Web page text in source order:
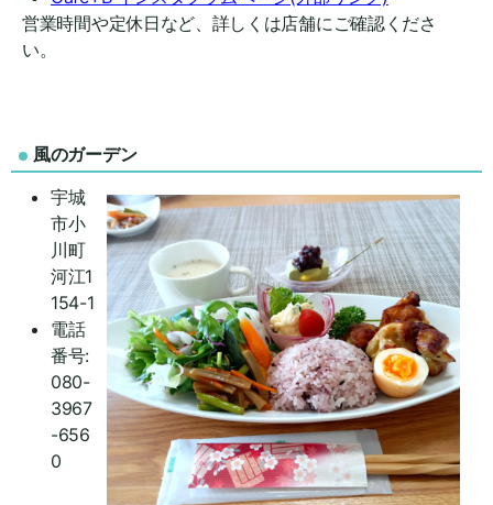
営業時間や定休日など、詳しくは店舗にご確認くださ
い。
風のガーデン
宇城
市小
川町
河江1
154-1
電話
番号:
080-
3967
-656
0